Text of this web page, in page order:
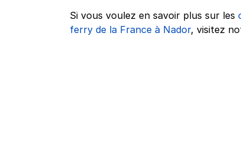
Si vous voulez en savoir plus sur les
ferry de la France à Nador, visitez